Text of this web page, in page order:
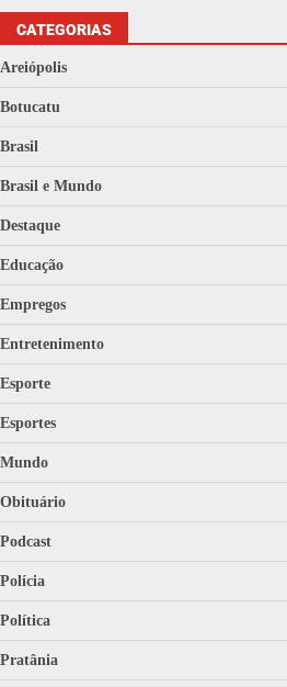
CATEGORIAS
Areiópolis
Botucatu
Brasil
Brasil e Mundo
Destaque
Educação
Empregos
Entretenimento
Esporte
Esportes
Mundo
Obituário
Podcast
Polícia
Política
Pratânia